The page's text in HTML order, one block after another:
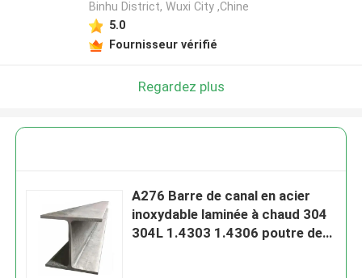
Binhu District, Wuxi City ,Chine
5.0
Fournisseur vérifié
Regardez plus
A276 Barre de canal en acier
inoxydable laminée à chaud 304
304L 1.4303 1.4306 poutre de